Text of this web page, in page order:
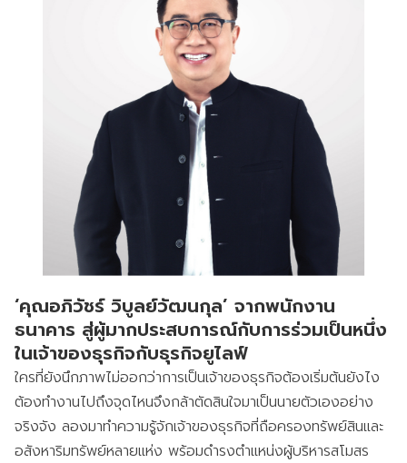
‘คุณอภิวัชร์ วิบูลย์วัฒนกุล’ จากพนักงาน
ธนาคาร สู่ผู้มากประสบการณ์กับการร่วมเป็นหนึ่ง
ในเจ้าของธุรกิจกับธุรกิจยูไลฟ์
ใครที่ยังนึกภาพไม่ออกว่าการเป็นเจ้าของธุรกิจต้องเริ่มต้นยังไง
ต้องทำงานไปถึงจุดไหนจึงกล้าตัดสินใจมาเป็นนายตัวเองอย่าง
จริงจัง ลองมาทำความรู้จักเจ้าของธุรกิจที่ถือครองทรัพย์สินและ
อสังหาริมทรัพย์หลายแห่ง พร้อมดำรงตำแหน่งผู้บริหารสโมสร